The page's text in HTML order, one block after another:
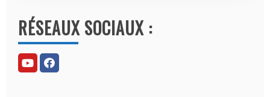
t
e
r
n
RÉSEAUX SOCIAUX :